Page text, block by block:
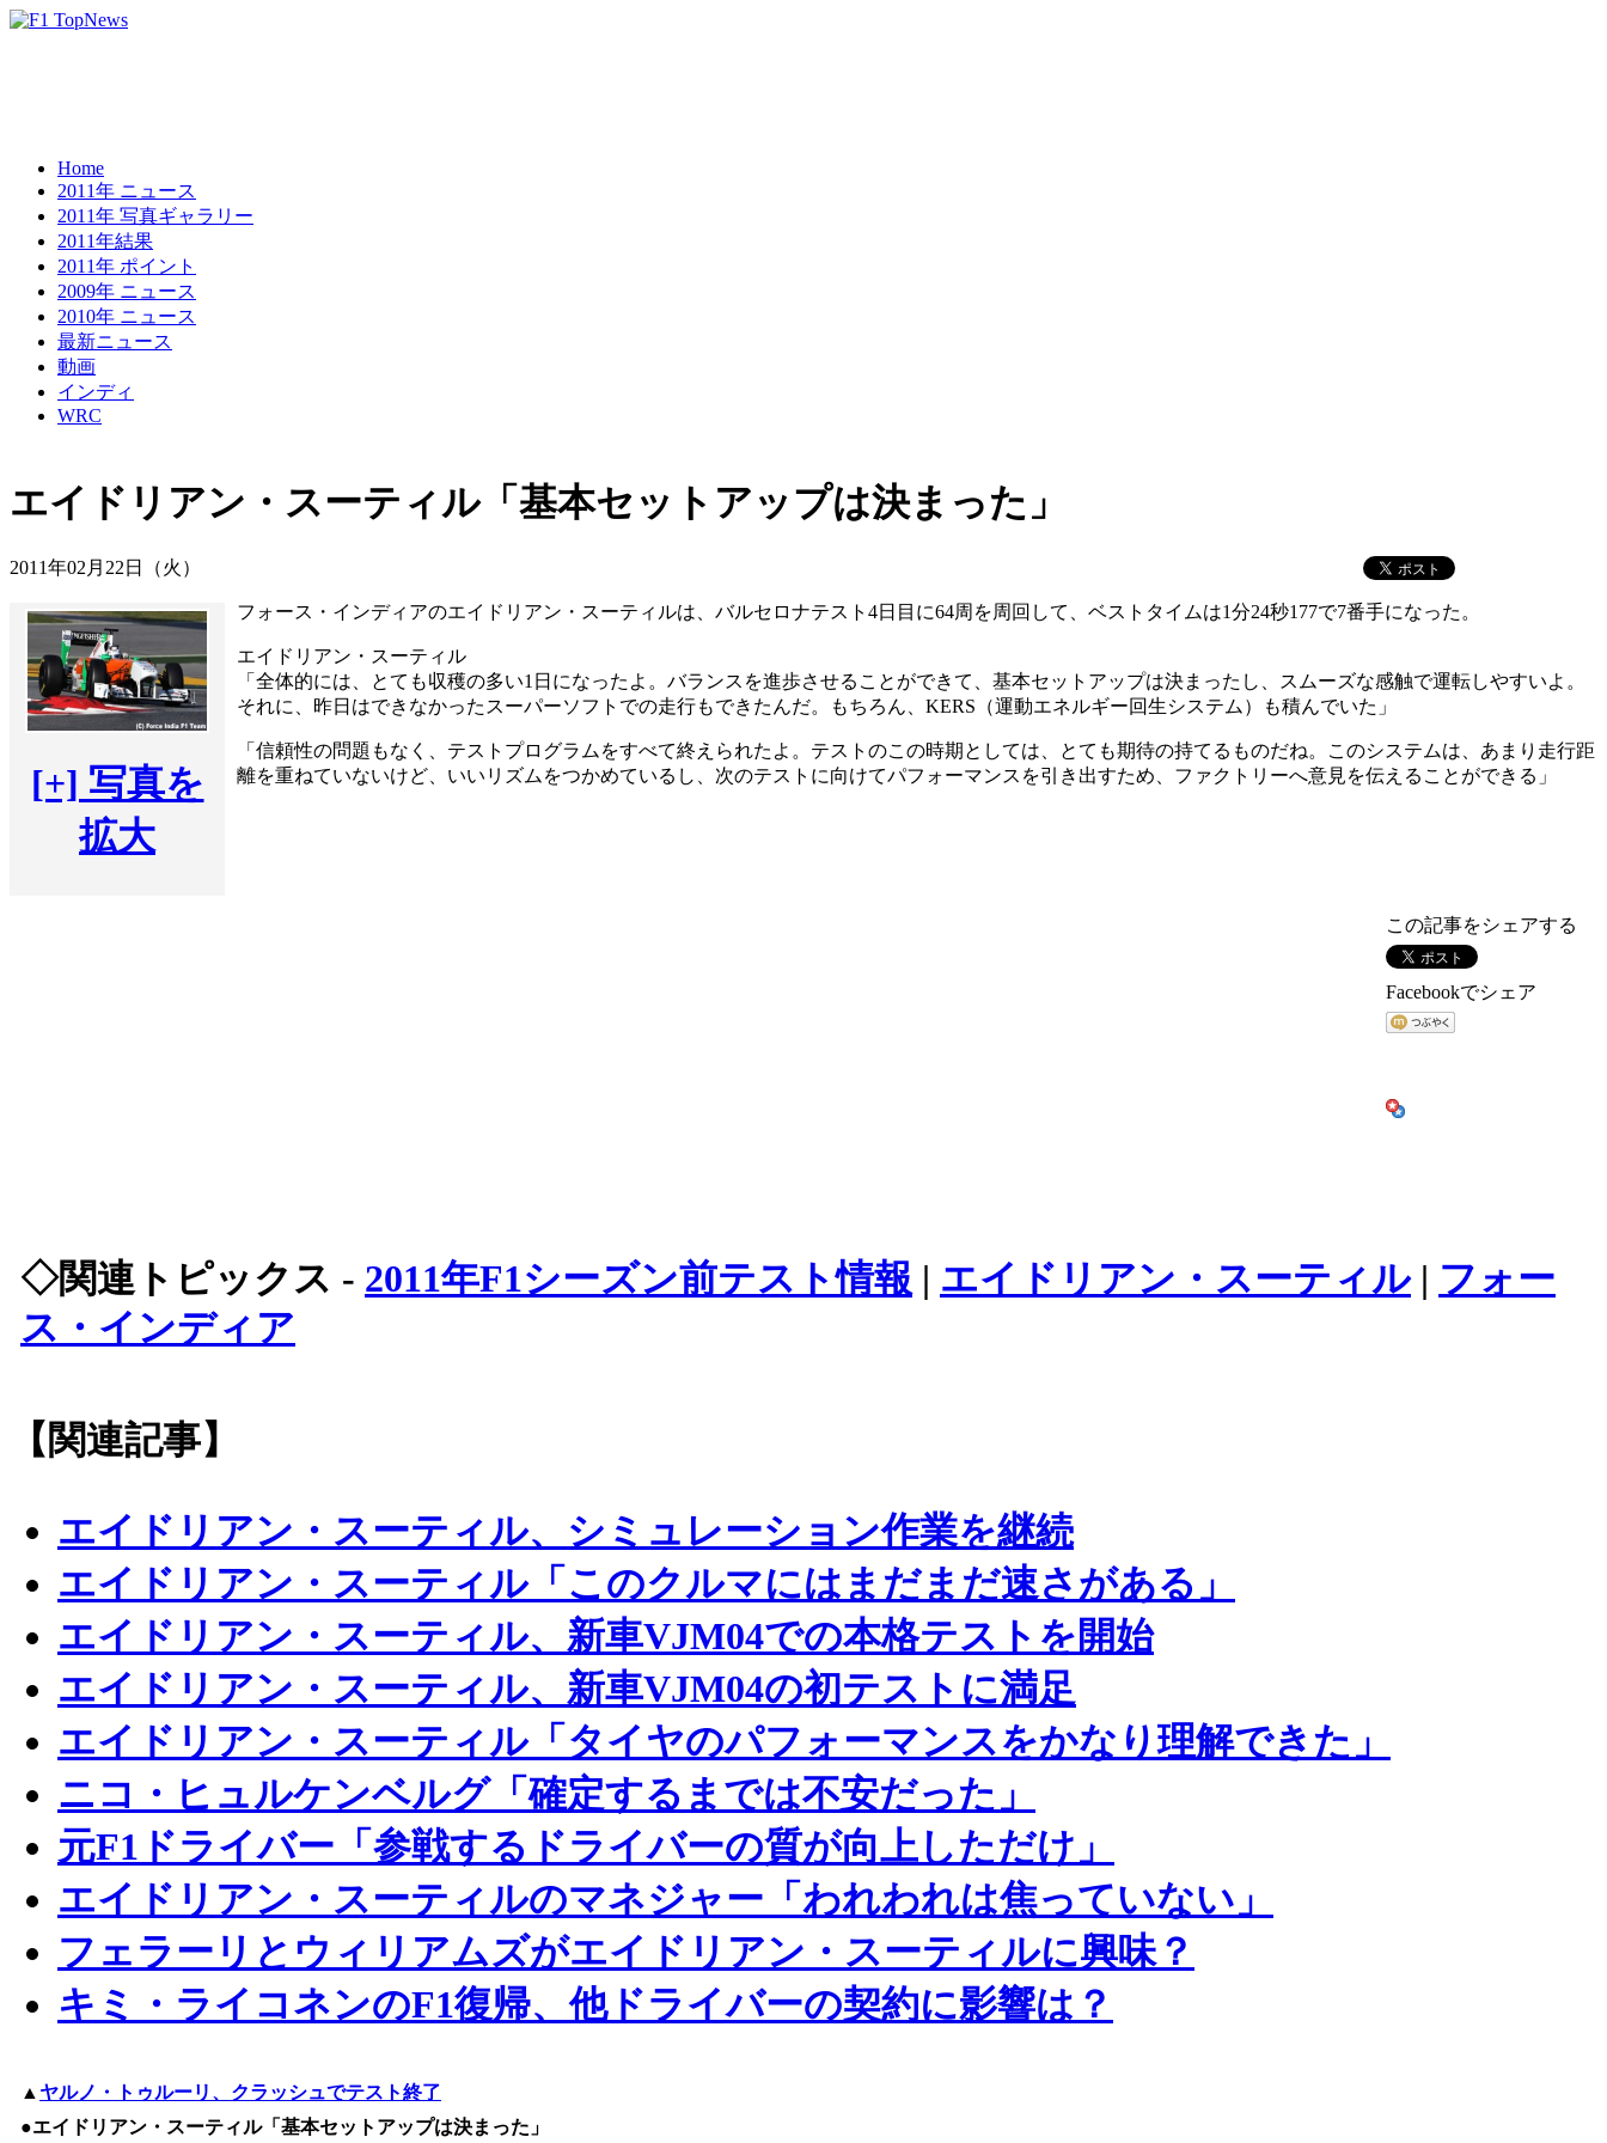
Home
2011年 ニュース
2011年 写真ギャラリー
2011年結果
2011年 ポイント
2009年 ニュース
2010年 ニュース
最新ニュース
動画
インディ
WRC
エイドリアン・スーティル「基本セットアップは決まった」
2011年02月22日（火）
[+] 写真を
拡大
フォース・インディアのエイドリアン・スーティルは、バルセロナテスト4日目に64周を周回して、ベストタイムは1分24秒177で7番手になった。
エイドリアン・スーティル
「全体的には、とても収穫の多い1日になったよ。バランスを進歩させることができて、基本セットアップは決まったし、スムーズな感触で運転しやすいよ。
それに、昨日はできなかったスーパーソフトでの走行もできたんだ。もちろん、KERS（運動エネルギー回生システム）も積んでいた」
「信頼性の問題もなく、テストプログラムをすべて終えられたよ。テストのこの時期としては、とても期待の持てるものだね。このシステムは、あまり走行距
離を重ねていないけど、いいリズムをつかめているし、次のテストに向けてパフォーマンスを引き出すため、ファクトリーへ意見を伝えることができる」
この記事をシェアする
Facebookでシェア
◇関連トピックス - 2011年F1シーズン前テスト情報 | エイドリアン・スーティル| フォー
ス・インディア
【関連記事】
エイドリアン・スーティル、シミュレーション作業を継続
エイドリアン・スーティル「このクルマにはまだまだ速さがある」
エイドリアン・スーティル、新車VJM04での本格テストを開始
エイドリアン・スーティル、新車VJM04の初テストに満足
エイドリアン・スーティル「タイヤのパフォーマンスをかなり理解できた」
ニコ・ヒュルケンベルグ「確定するまでは不安だった」
元F1ドライバー「参戦するドライバーの質が向上しただけ」
エイドリアン・スーティルのマネジャー「われわれは焦っていない」
フェラーリとウィリアムズがエイドリアン・スーティルに興味？
キミ・ライコネンのF1復帰、他ドライバーの契約に影響は？
▲ ヤルノ・トゥルーリ、クラッシュでテスト終了
●エイドリアン・スーティル「基本セットアップは決まった」